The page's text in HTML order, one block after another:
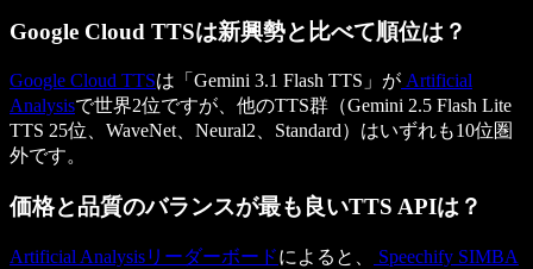
Google Cloud TTSは新興勢と比べて順位は？
Google Cloud TTSは「Gemini 3.1 Flash TTS」が Artificial
Analysisで世界2位ですが、他のTTS群（Gemini 2.5 Flash Lite
TTS 25位、WaveNet、Neural2、Standard）はいずれも10位圏
外です。
価格と品質のバランスが最も良いTTS APIは？
Artificial Analysisリーダーボードによると、
Speechify SIMBA